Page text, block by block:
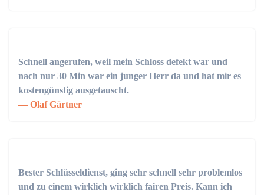
Schnell angerufen, weil mein Schloss defekt war und
nach nur 30 Min war ein junger Herr da und hat mir es
kostengünstig ausgetauscht.
Olaf Gärtner
Bester Schlüsseldienst, ging sehr schnell sehr problemlos
und zu einem wirklich wirklich fairen Preis. Kann ich